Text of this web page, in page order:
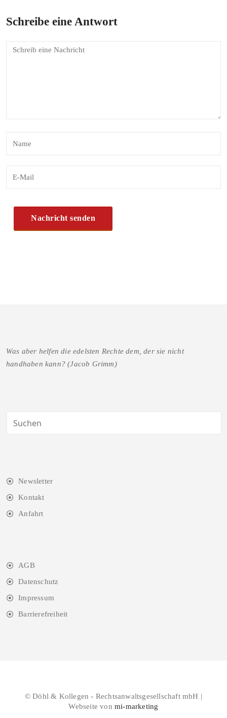
Schreibe eine Antwort
Was aber helfen die edelsten Rechte dem, der sie nicht
handhaben kann? (Jacob Grimm)
Newsletter
Kontakt
Anfahrt
AGB
Datenschutz
Impressum
Barrierefreiheit
© Döhl & Kollegen - Rechtsanwaltsgesellschaft mbH |
Webseite vonmi-marketing